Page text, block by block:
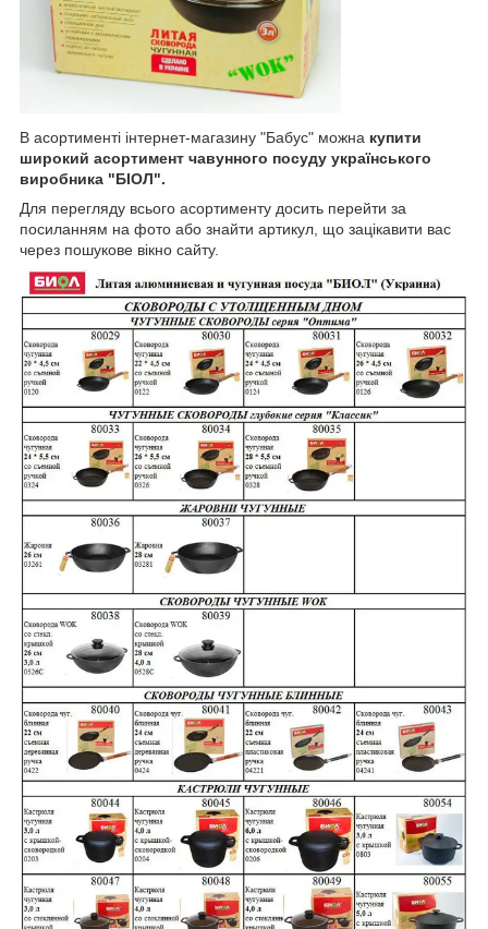
В асортименті інтернет-магазину "Бабус" можна купити
широкий асортимент чавунного посуду українського
виробника "БІОЛ".
Для перегляду всього асортименту досить перейти за
посиланням на фото або знайти артикул, що зацікавити вас
через пошукове вікно сайту.